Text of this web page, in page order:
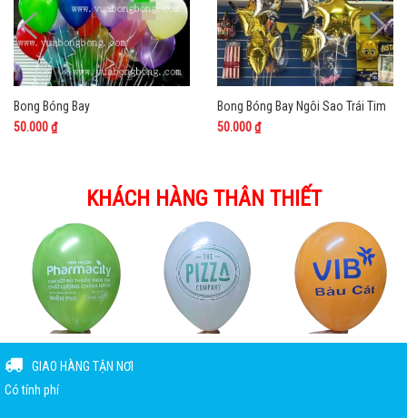
Bong Bóng Bay
50.000 ₫
Bong Bóng Bay Ngôi Sao Trái Tim
50.000 ₫
KHÁCH HÀNG THÂN THIẾT
GIAO HÀNG TẬN NƠI
Có tính phí